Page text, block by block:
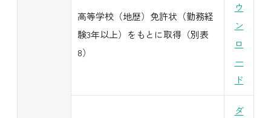
高等学校（地歴）免許状（勤務経
験3年以上）をもとに取得（別表
8）
ウ
ン
ロ
ー
ド
ダ